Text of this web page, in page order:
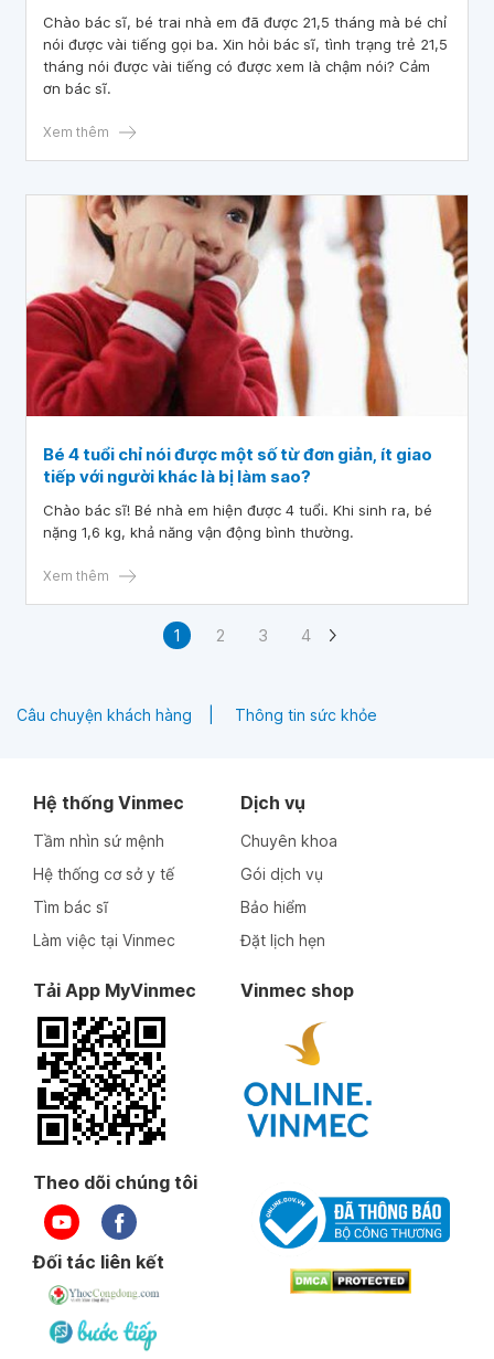
Chào bác sĩ, bé trai nhà em đã được 21,5 tháng mà bé chỉ
nói được vài tiếng gọi ba. Xin hỏi bác sĩ, tình trạng trẻ 21,5
tháng nói được vài tiếng có được xem là chậm nói? Cảm
ơn bác sĩ.
Xem thêm
Bé 4 tuổi chỉ nói được một số từ đơn giản, ít giao
tiếp với người khác là bị làm sao?
Chào bác sĩ! Bé nhà em hiện được 4 tuổi. Khi sinh ra, bé
nặng 1,6 kg, khả năng vận động bình thường.
Xem thêm
1 2 3 4
Câu chuyện khách hàng Thông tin sức khỏe
Hệ thống Vinmec
Tầm nhìn sứ mệnh
Hệ thống cơ sở y tế
Tìm bác sĩ
Làm việc tại Vinmec
Dịch vụ
Chuyên khoa
Gói dịch vụ
Bảo hiểm
Đặt lịch hẹn
Tải App MyVinmec Vinmec shop
Theo dõi chúng tôi
Đối tác liên kết